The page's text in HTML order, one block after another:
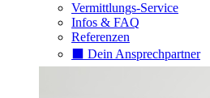
Vermittlungs-Service
Infos & FAQ
Referenzen
⬛️ Dein Ansprechpartner